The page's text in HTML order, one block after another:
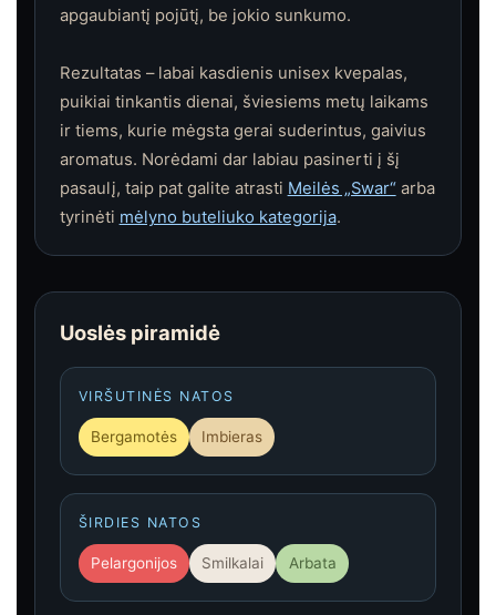
apgaubiantį pojūtį, be jokio sunkumo.
Rezultatas – labai kasdienis unisex kvepalas,
puikiai tinkantis dienai, šviesiems metų laikams
ir tiems, kurie mėgsta gerai suderintus, gaivius
aromatus. Norėdami dar labiau pasinerti į šį
pasaulį, taip pat galite atrasti Meilės „Swar“arba
tyrinėti mėlyno buteliuko kategorija.
Uoslės piramidė
VIRŠUTINĖS NATOS
Bergamotės Imbieras
ŠIRDIES NATOS
Pelargonijos Smilkalai Arbata